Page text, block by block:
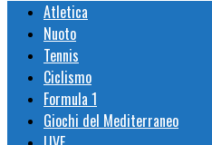
Atletica
Nuoto
Tennis
Ciclismo
Formula 1
Giochi del Mediterraneo